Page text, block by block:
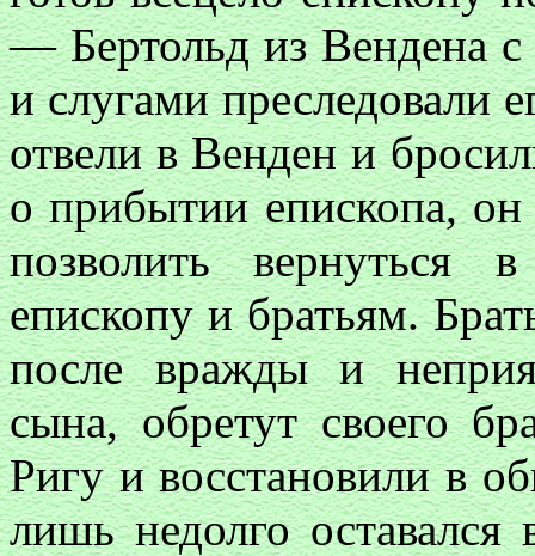
— Бертольд из Вендена
и слугами преследовали
отвели в Венден и
о прибытии епископа, он
позволить вернуться
епископу и братьям.
после вражды и
сына, обретут своего
Ригу и восстановили в
лишь недолго оставался